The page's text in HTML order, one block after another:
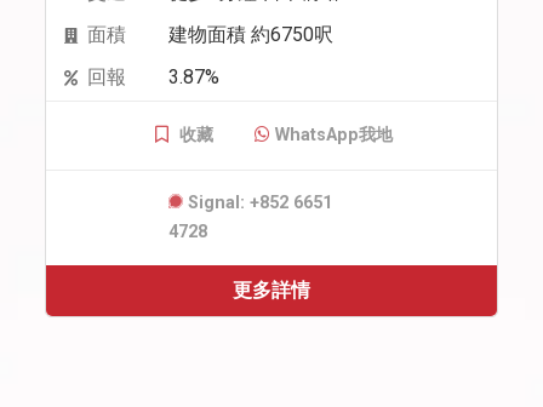
面積
建物面積 約6750呎
回報
3.87%
收藏 WhatsApp我地
Signal: +852 6651
4728
更多詳情